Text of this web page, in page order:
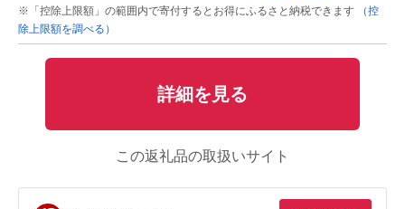
※「控除上限額」の範囲内で寄付するとお得にふるさと納税できます
（控
除上限額を調べる）
詳細を見る
この返礼品の取扱いサイト